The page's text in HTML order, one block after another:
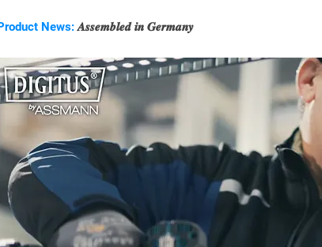
News:𝑨𝒔𝒔𝒆𝒎𝒃𝒍𝒆𝒅 𝒊𝒏 𝑮𝒆𝒓𝒎𝒂𝒏𝒚